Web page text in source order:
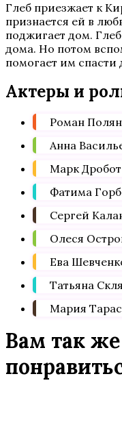
Глеб приезжает к
признается ей в
поджигает дом.
дома. Но потом
помогает им спасти
Актеры и
Роман
Анна
Марк
Фатима
Сергей
Олеся
Ева
Татьяна
Мария
Вам так